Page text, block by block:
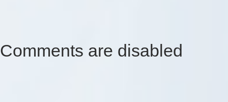
Comments are disabled